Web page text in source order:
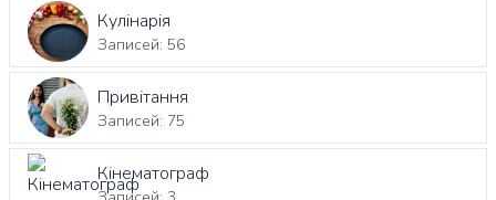
Кулінарія
Записей: 56
Привітання
Записей: 75
Кінематограф